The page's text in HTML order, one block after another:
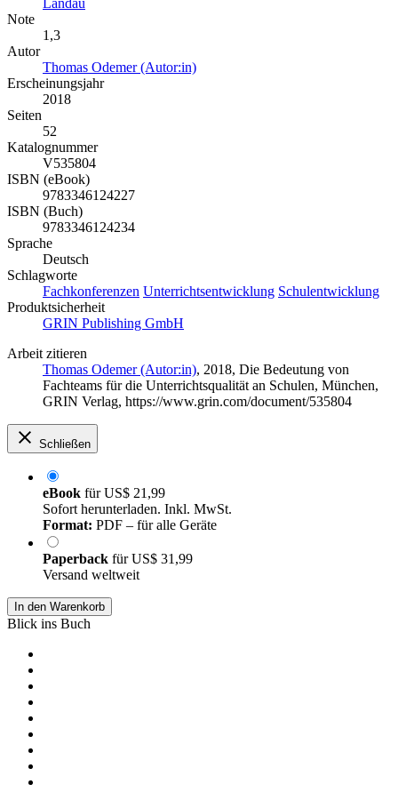
Landau
Note
1,3
Autor
Thomas Odemer (Autor:in)
Erscheinungsjahr
2018
Seiten
52
Katalognummer
V535804
ISBN (eBook)
9783346124227
ISBN (Buch)
9783346124234
Sprache
Deutsch
Schlagworte
Fachkonferenzen Unterrichtsentwicklung Schulentwicklung
Produktsicherheit
GRIN Publishing GmbH
Arbeit zitieren
Thomas Odemer (Autor:in), 2018, Die Bedeutung von
Fachteams für die Unterrichtsqualität an Schulen, München,
GRIN Verlag, https://www.grin.com/document/535804
Schließen
eBook fürUS$ 21,99
Sofort herunterladen. Inkl. MwSt.
Format: PDF – für alle Geräte
Paperback fürUS$ 31,99
Versand weltweit
In den Warenkorb
Blick ins Buch